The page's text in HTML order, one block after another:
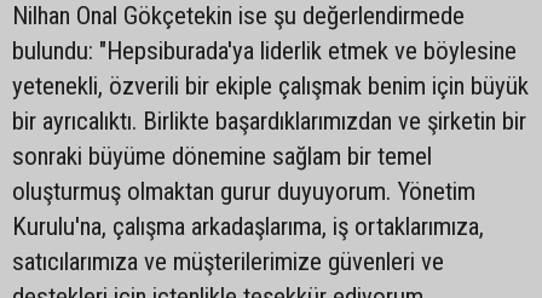
Nilhan Onal Gökçetekin ise şu değerlendirmede
bulundu: "Hepsiburada'ya liderlik etmek ve böylesine
yetenekli, özverili bir ekiple çalışmak benim için büyük
bir ayrıcalıktı. Birlikte başardıklarımızdan ve şirketin bir
sonraki büyüme dönemine sağlam bir temel
oluşturmuş olmaktan gurur duyuyorum. Yönetim
Kurulu'na, çalışma arkadaşlarıma, iş ortaklarımıza,
satıcılarımıza ve müşterilerimize güvenleri ve